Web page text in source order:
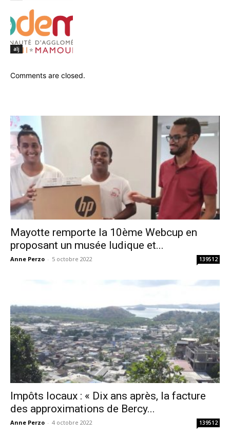
alj
Comments are closed.
Mayotte remporte la 10ème Webcup en
proposant un musée ludique et...
Anne Perzo - 5 octobre 2022 139512
Impôts locaux : « Dix ans après, la facture
des approximations de Bercy...
Anne Perzo - 4 octobre 2022 139512